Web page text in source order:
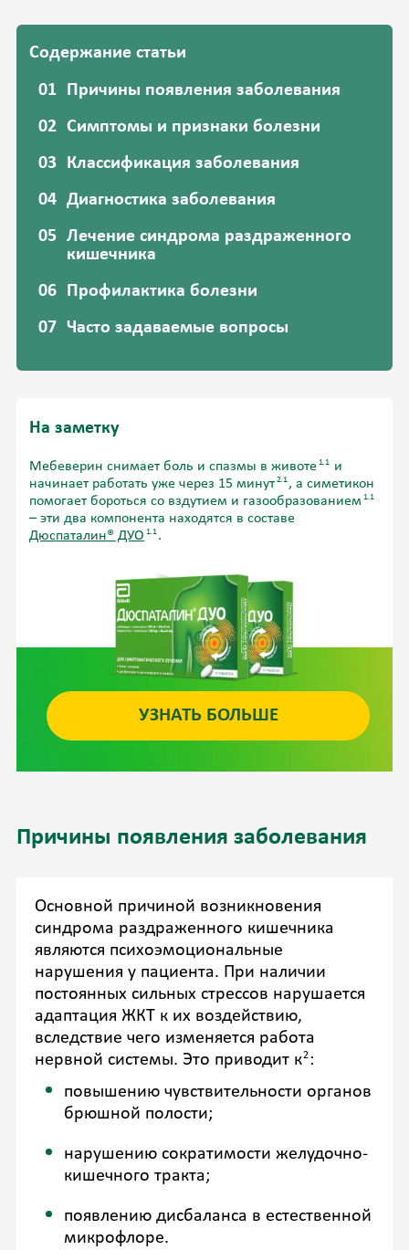
Причины появления заболевания
Основной причиной возникновения
синдрома раздраженного кишечника
являются психоэмоциональные
нарушения у пациента. При наличии
постоянных сильных стрессов нарушается
адаптация ЖКТ к их воздействию,
вследствие чего изменяется работа
нервной системы. Это приводит к2 :
повышению чувствительности органов
брюшной полости;
нарушению сократимости желудочно-
кишечного тракта;
появлению дисбаланса в естественной
микрофлоре.
Содержание статьи
Причины появления заболевания
Симптомы и признаки болезни
Классификация заболевания
Диагностика заболевания
Лечение синдрома раздраженного
кишечника
Профилактика болезни
Часто задаваемые вопросы
На заметку
Мебеверин снимает боль и спазмы в животе 1.1
и
начинает работать уже через 15 минут 2.1 , а симетикон
помогает бороться со вздутием и газообразованием 1.1
– эти два компонента находятся в составе
Дюспаталин® ДУО 1.1 .
УЗНАТЬ БОЛЬШЕ